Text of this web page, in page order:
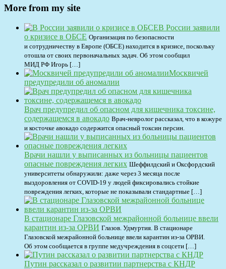
More from my site
В России заявили
о кризисе в ОБСЕ Организация по безопасности
и сотрудничеству в Европе (ОБСЕ) находится в кризисе, поскольку
отошла от своих первоначальных задач. Об этом сообщил
МИД РФ Игорь […]
Москвичей
предупредили об аномалии
Врач предупредил об опасном для кишечника токсине,
содержащемся в авокадо Врач-невролог рассказал, что в кожуре
и косточке авокадо содержится опасный токсин персин.
Врачи нашли у выписанных из больницы пациентов
опасные повреждения легких Шеффилдский и Оксфордский
университеты обнаружили: даже через 3 месяца после
выздоровления от COVID-19 у людей фиксировались стойкие
повреждения легких, которые не показывали стандартные […]
В стационаре Глазовской межрайонной больнице ввели
карантин из-за ОРВИ Глазов. Удмуртия. В стационаре
Глазовской межрайонной больнице ввели карантин из-за ОРВИ.
Об этом сообщается в группе медучреждения в соцсети […]
Путин рассказал о развитии партнерства с КНДР